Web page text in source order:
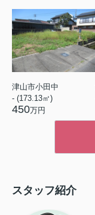
津山市小田中
- (173.13㎡)
450万円
スタッフ紹介